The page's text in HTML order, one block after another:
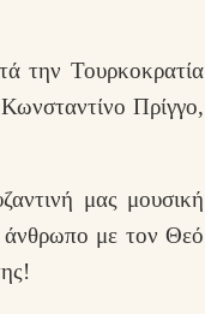
την Τουρκοκρατία
Πρίγγο,
μας μουσική
άνθρωπο με τον Θεό